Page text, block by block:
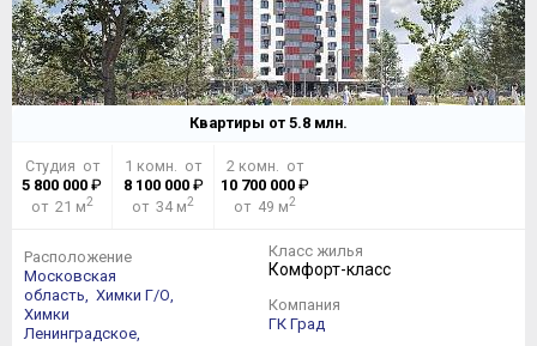
Квартиры от 5.8 млн.
Студия от
5 800 000 ₽
от 21 м2
1 комн. от
8 100 000₽
от 34 м2
2 комн. от
10 700 000₽
от 49 м2
Расположение
Московская
область, Химки Г/О,
Химки
Ленинградское,
Класс жилья
Комфорт-класс
Компания
ГК Град